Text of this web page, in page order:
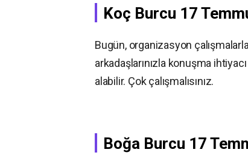
Koç Burcu 17
Bugün, organizasyon
arkadaşlarınızla konuşma
alabilir. Çok çalışmalısınız.
Boğa Burcu 17